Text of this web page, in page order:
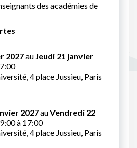
des académies de
2027au Jeudi 21 janvier
4 place Jussieu, Paris
2027auVendredi 22
à 17:00
4 place Jussieu, Paris